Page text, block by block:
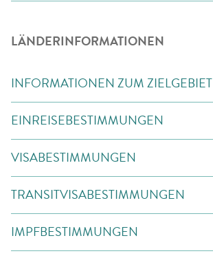
LÄNDERINFORMATIONEN
INFORMATIONEN ZUM ZIELGEBIET
EINREISEBESTIMMUNGEN
VISABESTIMMUNGEN
TRANSITVISABESTIMMUNGEN
IMPFBESTIMMUNGEN